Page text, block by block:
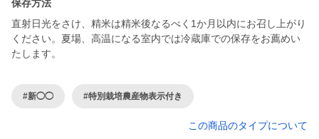
保存方法
直射日光をさけ、精米は精米後なるべく1か月以内にお召し上がり
ください。夏場、高温になる室内では冷蔵庫での保存をお薦めい
たします。
#新◯◯ #特別栽培農産物表示付き
この商品のタイプについて